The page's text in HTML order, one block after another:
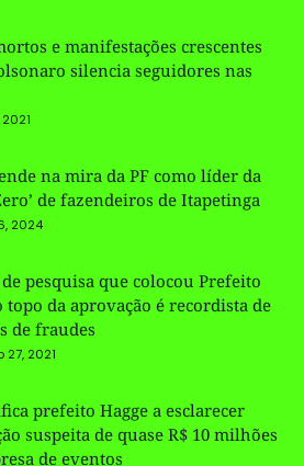
e manifestações crescentes
silencia seguidores nas
na mira da PF como líder da
de fazendeiros de Itapetinga
2024
pesquisa que colocou Prefeito
topo da aprovação é recordista de
de fraudes
27, 2021
prefeito Hagge a esclarecer
suspeita de quase R$ 10 milhões
de eventos